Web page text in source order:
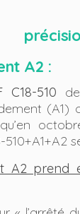
A2 :
510
(A1)
510+A1+A2
A2